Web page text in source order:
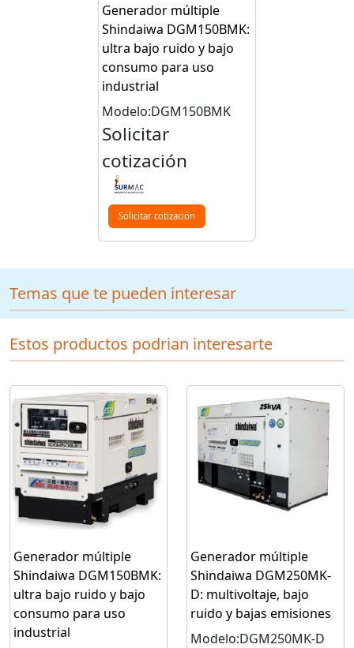
Generador múltiple
Shindaiwa DGM150BMK:
ultra bajo ruido y bajo
consumo para uso
industrial
Modelo:DGM150BMK
Solicitar
cotización
Solicitar cotización
Temas que te pueden interesar
Estos productos podrian interesarte
Generador múltiple
Shindaiwa DGM150BMK:
ultra bajo ruido y bajo
consumo para uso
industrial
Generador múltiple
Shindaiwa DGM250MK-
D: multivoltaje, bajo
ruido y bajas emisiones
Modelo:DGM250MK-D